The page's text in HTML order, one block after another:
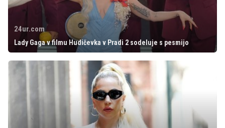
24ur.com
Lady Gaga v filmu Hudičevka v Pradi 2 sodeluje s pesmijo